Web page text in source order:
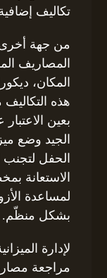
تكاليف
من جهة
المصاريف
المكان،
هذه
بعين
الجيد وضع
الحفل لتجنب
الاستعانة
لمساعدة
بشكل منظّم.
لإدارة
مراجعة